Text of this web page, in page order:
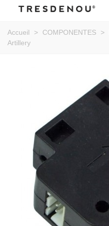
Accueil > COMPONENTES >
Artillery